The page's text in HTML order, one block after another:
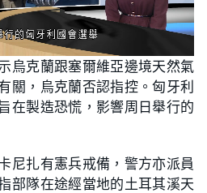
烏克蘭跟塞爾維亞邊境天然氣
關，烏克蘭否認指控。匈牙利
在製造恐慌，影響周日舉行的
尼扎有憲兵戒備，警方亦派員
部隊在途經當地的土耳其溪天